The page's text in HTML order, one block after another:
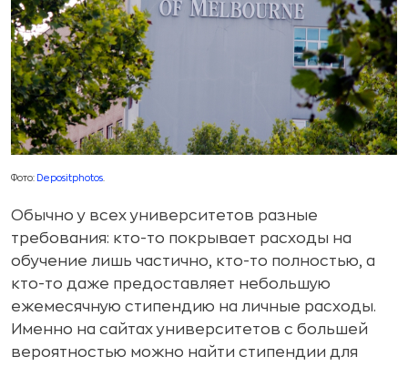
Фото: Depositphotos.
Обычно у всех университетов разные
требования: кто-то покрывает расходы на
обучение лишь частично, кто-то полностью, а
кто-то даже предоставляет небольшую
ежемесячную стипендию на личные расходы.
Именно на сайтах университетов с большей
вероятностью можно найти стипендии для